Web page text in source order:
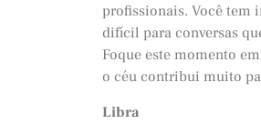
profissionais. Você tem
difícil para conversas
Foque este momento
o céu contribui muito
Libra